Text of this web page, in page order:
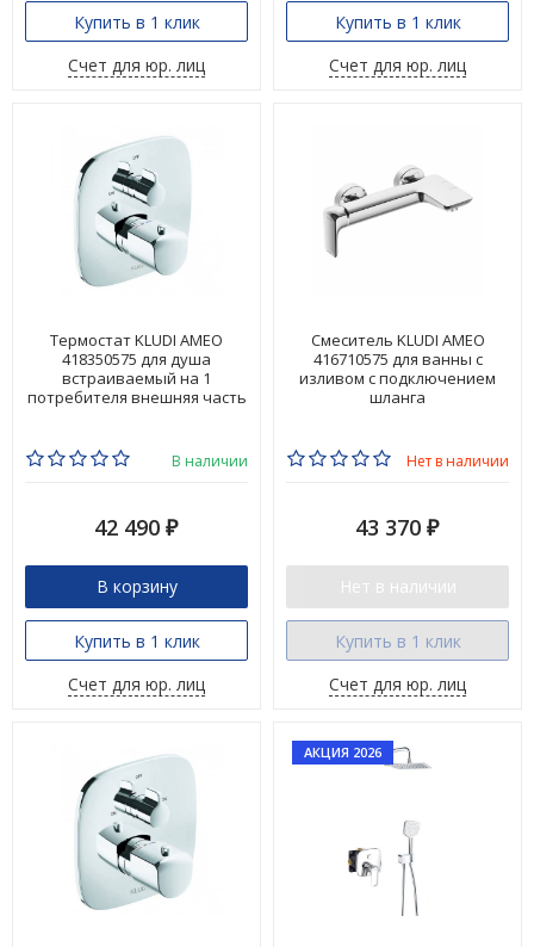
Купить в 1 клик
Счет для юр. лиц
Купить в 1 клик
Счет для юр. лиц
Термостат KLUDI AMEO
418350575 для душа
встраиваемый на 1
потребителя внешняя часть
В наличии
42 490 ₽
В корзину
Купить в 1 клик
Счет для юр. лиц
Смеситель KLUDI AMEO
416710575 для ванны с
изливом с подключением
шланга
Нет в наличии
43 370 ₽
Нет в наличии
Купить в 1 клик
Счет для юр. лиц
АКЦИЯ 2026